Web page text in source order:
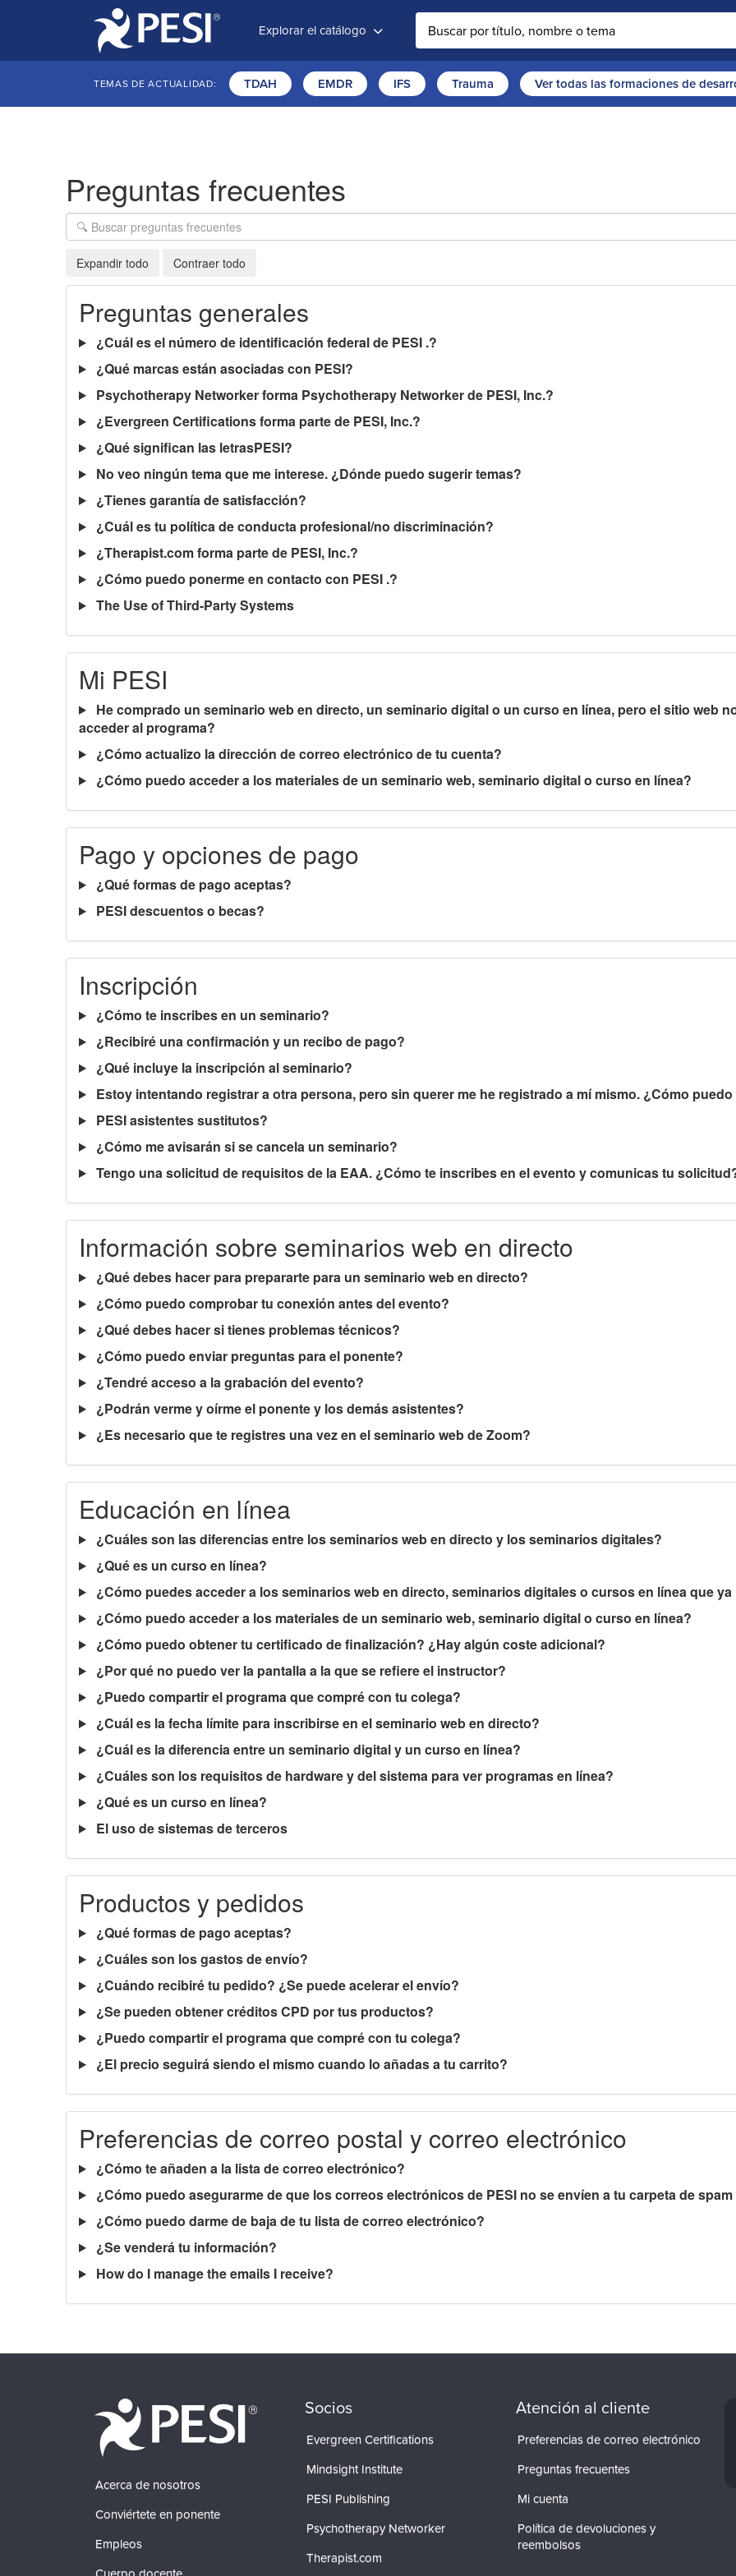
Explorar el catálogo Buscar en la web
TEMAS DE ACTUALIDAD: TDAH EMDR IFS Trauma Ver todas las formaciones de
Preguntas frecuentes
Expandir todo Contraer todo
Preguntas generales
¿Cuál es el número de identificación federal de PESI .?
¿Qué marcas están asociadas con PESI?
Psychotherapy Networker forma Psychotherapy Networker de PESI, Inc.?
¿Evergreen Certifications forma parte de PESI, Inc.?
¿Qué significan las letrasPESI?
No veo ningún tema que me interese. ¿Dónde puedo sugerir temas?
¿Tienes garantía de satisfacción?
¿Cuál es tu política de conducta profesional/no discriminación?
¿Therapist.com forma parte de PESI, Inc.?
¿Cómo puedo ponerme en contacto con PESI .?
The Use of Third-Party Systems
Mi PESI
He comprado un seminario web en directo, un seminario digital o un curso en línea, pero el sitio web
acceder al programa?
¿Cómo actualizo la dirección de correo electrónico de tu cuenta?
¿Cómo puedo acceder a los materiales de un seminario web, seminario digital o curso en línea?
Pago y opciones de pago
¿Qué formas de pago aceptas?
PESI descuentos o becas?
Inscripción
¿Cómo te inscribes en un seminario?
¿Recibiré una confirmación y un recibo de pago?
¿Qué incluye la inscripción al seminario?
Estoy intentando registrar a otra persona, pero sin querer me he registrado a mí mismo. ¿Cómo
PESI asistentes sustitutos?
¿Cómo me avisarán si se cancela un seminario?
Tengo una solicitud de requisitos de la EAA. ¿Cómo te inscribes en el evento y comunicas tu
Información sobre seminarios web en directo
¿Qué debes hacer para prepararte para un seminario web en directo?
¿Cómo puedo comprobar tu conexión antes del evento?
¿Qué debes hacer si tienes problemas técnicos?
¿Cómo puedo enviar preguntas para el ponente?
¿Tendré acceso a la grabación del evento?
¿Podrán verme y oírme el ponente y los demás asistentes?
¿Es necesario que te registres una vez en el seminario web de Zoom?
Educación en línea
¿Cuáles son las diferencias entre los seminarios web en directo y los seminarios digitales?
¿Qué es un curso en línea?
¿Cómo puedes acceder a los seminarios web en directo, seminarios digitales o cursos en línea que
¿Cómo puedo acceder a los materiales de un seminario web, seminario digital o curso en línea?
¿Cómo puedo obtener tu certificado de finalización? ¿Hay algún coste adicional?
¿Por qué no puedo ver la pantalla a la que se refiere el instructor?
¿Puedo compartir el programa que compré con tu colega?
¿Cuál es la fecha límite para inscribirse en el seminario web en directo?
¿Cuál es la diferencia entre un seminario digital y un curso en línea?
¿Cuáles son los requisitos de hardware y del sistema para ver programas en línea?
¿Qué es un curso en línea?
El uso de sistemas de terceros
Productos y pedidos
¿Qué formas de pago aceptas?
¿Cuáles son los gastos de envío?
¿Cuándo recibiré tu pedido? ¿Se puede acelerar el envío?
¿Se pueden obtener créditos CPD por tus productos?
¿Puedo compartir el programa que compré con tu colega?
¿El precio seguirá siendo el mismo cuando lo añadas a tu carrito?
Preferencias de correo postal y correo electrónico
¿Cómo te añaden a la lista de correo electrónico?
¿Cómo puedo asegurarme de que los correos electrónicos de PESI no se envíen a tu carpeta de
¿Cómo puedo darme de baja de tu lista de correo electrónico?
¿Se venderá tu información?
How do I manage the emails I receive?
Acerca de nosotros
Conviértete en ponente
Empleos
Socios
Evergreen Certifications
Mindsight Institute
PESI Publishing
Psychotherapy Networker
Therapist.com
Atención al cliente
Preferencias de correo electrónico
Preguntas frecuentes
Mi cuenta
Política de devoluciones y
reembolsos